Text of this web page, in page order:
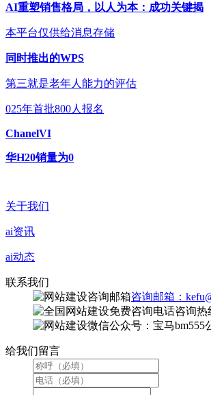
AI重塑销售格局，以人为本：成功关键揭
本平台仅供给消息存储
同时推出的WPS
第三就是老年人能力的评估
025年首批800人报名
ChanelVI
华H20销量为0
关于我们
ai资讯
ai动态
联系我们
咨询邮箱：
咨询热
微信公众号：宝马bm555
给我们留言